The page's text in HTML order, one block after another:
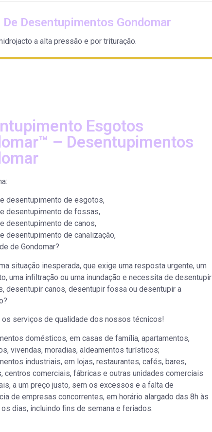
De Desentupimentos Gondomar
a alta pressão e por trituração.
Esgotos
– Desentupimentos
desentupimento de esgotos,
desentupimento de fossas,
desentupimento de canos,
desentupimento de canalização,
de Gondomar?
situação inesperada, que exige uma resposta urgente, um
uma infiltração ou uma inundação e necessita de desentupir
desentupir canos, desentupir fossa ou desentupir a
os serviços de qualidade dos nossos técnicos!
domésticos, em casas de família, apartamentos,
vivendas, moradias, aldeamentos turísticos;
industriais, em lojas, restaurantes, cafés, bares,
centros comerciais, fábricas e outras unidades comerciais
a um preço justo, sem os excessos e a falta de
de empresas concorrentes, em horário alargado das 8h às
dias, incluindo fins de semana e feriados.